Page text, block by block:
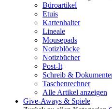
Büroartikel
Etuis
Kartenhalter
Lineale
Mousepads
Notizblöcke
Notizbücher
Post-It
Schreib &
Taschenrechner
Alle Artikel anzeigen
Give-Aways & Spiele